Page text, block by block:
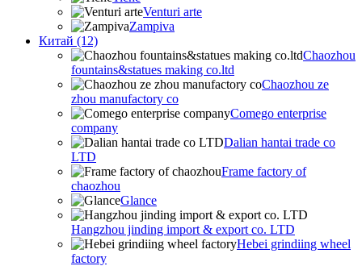
Venturi arte
Zampiva
Китай (12)
Chaozhou
fountains&statues making co.ltd
Chaozhou ze
zhou manufactory co
Comego enterprise
company
Dalian hantai trade co
LTD
Frame factory of
chaozhou
Glance
Hangzhou jinding import & export co. LTD
Hebei grindiing wheel
factory